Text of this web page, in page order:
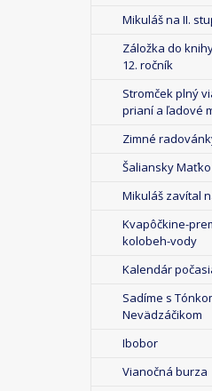
Mikuláš na II.
Záložka do
12. ročník
Stromček plný
prianí a ľadové
Zimné
Šaliansky
Mikuláš zavítal
Kvapôčkine-
kolobeh-vody
Kalendár
Sadíme s
Nevädzáčikom
Ibobor
Vianočná burza